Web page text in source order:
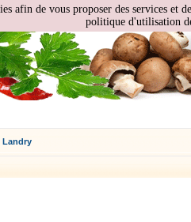
Landry
afin de vous proposer des services et
politique d'utilisation